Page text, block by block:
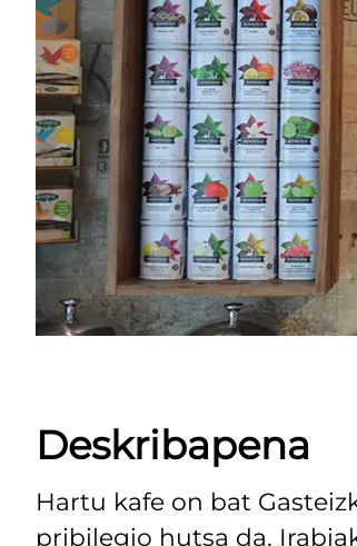
Deskribapena
Hartu kafe on bat
pribilegio hutsa da.